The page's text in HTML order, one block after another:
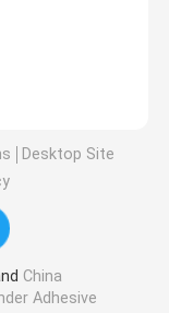
Desktop Site
China
Adhesive